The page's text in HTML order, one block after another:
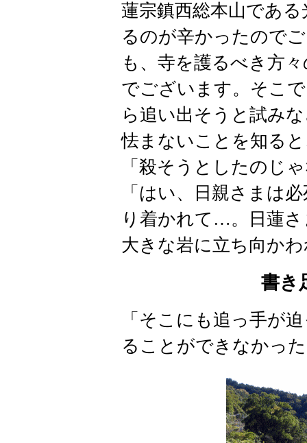
蓮宗鎮西総本山であ
るのが辛かったので
も、寺を護るべき方
でございます。そこ
ら追い出そうと試み
怯まないことを知る
「殺そうとしたのじ
「はい、日親さまは
り着かれて…。日蓮
大きな岩に立ち向か
書き
「そこにも追っ手が
ることができなかっ